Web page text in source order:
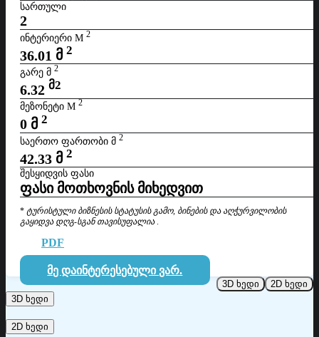
ᲡᲐᲠᲗᲣᲚᲘ
2
ᲘᲜᲢᲔᲠᲘᲔᲠᲘ M 2
36.01 მ 2
ᲒᲐᲠᲔ Მ 2
6.32 მ2
ᲛᲔᲖᲝᲜᲔᲢᲘ M 2
0 მ 2
ᲡᲐᲔᲠᲗᲝ ᲤᲐᲠᲗᲝᲑᲘ Მ 2
42.33 მ 2
ᲨᲔᲡᲧᲘᲓᲕᲘᲡ ᲤᲐᲡᲘ
ფასი მოთხოვნის მიხედვით
* ტურისტული ბიზნესის სტატუსის გამო, ბინების და აღჭურვილობის
გაყიდვა დღგ-სგან თავისუფალია.
PDF
ᲛᲔ ᲓᲐᲘᲜᲢᲔᲠᲔᲡᲔᲑᲣᲚᲘ ᲕᲐᲠ.
3D ხედი
2D ხედი
3D ხედი
2D ხედი